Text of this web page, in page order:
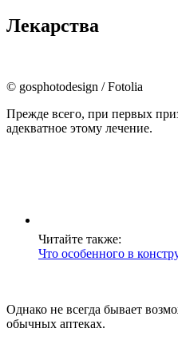
Лекарства
© gosphotodesign / Fotolia
Прежде всего, при первых
адекватное этому лечение.
Читайте также:
Что особенного в
Однако не всегда бывает
обычных аптеках.